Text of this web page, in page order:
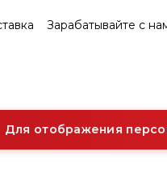
Зарабатывайте с
Для отображения